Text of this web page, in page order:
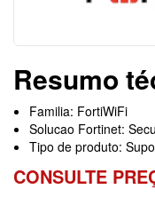
Resumo
Familia: FortiWiFi
Solucao Fortinet:
Tipo de produto:
CONSULTE